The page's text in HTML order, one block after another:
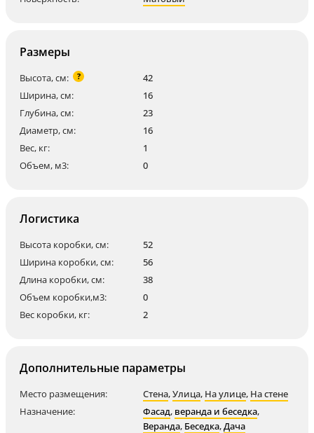
Размеры
Высота, см: ?
42
Ширина, см:
16
Глубина, см:
23
Диаметр, см:
16
Вес, кг:
1
Объем, м3:
0
Логистика
Высота коробки, см:
52
Ширина коробки, см:
56
Длина коробки, см:
38
Объем коробки,м3:
0
Вес коробки, кг:
2
Дополнительные параметры
Место размещения: Стена,Улица, На улице, На стене
Назначение:
Фасад, веранда и беседка,
Веранда, Беседка,Дача